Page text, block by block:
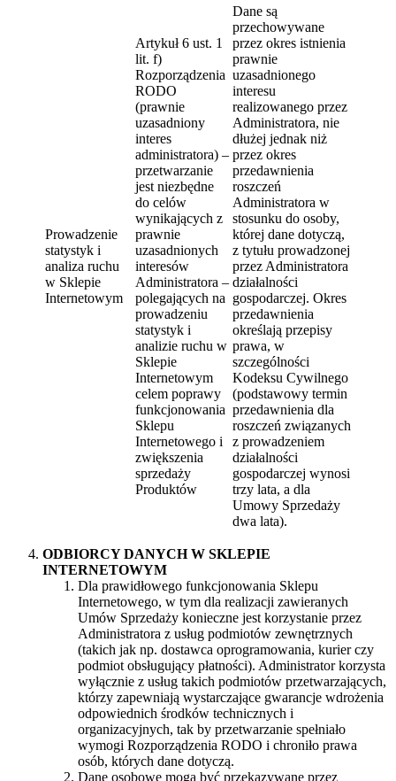
Prowadzenie
statystyk i
analiza ruchu
w Sklepie
Internetowym
Artykuł 6 ust. 1
lit. f)
Rozporządzenia
RODO
(prawnie
uzasadniony
interes
administratora) –
przetwarzanie
jest niezbędne
do celów
wynikających z
prawnie
uzasadnionych
interesów
Administratora –
polegających na
prowadzeniu
statystyk i
analizie ruchu w
Sklepie
Internetowym
celem poprawy
funkcjonowania
Sklepu
Internetowego i
zwiększenia
sprzedaży
Produktów
Dane są
przechowywane
przez okres istnienia
prawnie
uzasadnionego
interesu
realizowanego przez
Administratora, nie
dłużej jednak niż
przez okres
przedawnienia
roszczeń
Administratora w
stosunku do osoby,
której dane dotyczą,
z tytułu prowadzonej
przez Administratora
działalności
gospodarczej. Okres
przedawnienia
określają przepisy
prawa, w
szczególności
Kodeksu Cywilnego
(podstawowy termin
przedawnienia dla
roszczeń związanych
z prowadzeniem
działalności
gospodarczej wynosi
trzy lata, a dla
Umowy Sprzedaży
dwa lata).
ODBIORCY DANYCH W SKLEPIE
INTERNETOWYM
Dla prawidłowego funkcjonowania Sklepu
Internetowego, w tym dla realizacji zawieranych
Umów Sprzedaży konieczne jest korzystanie przez
Administratora z usług podmiotów zewnętrznych
(takich jak np. dostawca oprogramowania, kurier czy
podmiot obsługujący płatności). Administrator korzysta
wyłącznie z usług takich podmiotów przetwarzających,
którzy zapewniają wystarczające gwarancje wdrożenia
odpowiednich środków technicznych i
organizacyjnych, tak by przetwarzanie spełniało
wymogi Rozporządzenia RODO i chroniło prawa
osób, których dane dotyczą.
Dane osobowe mogą być przekazywane przez